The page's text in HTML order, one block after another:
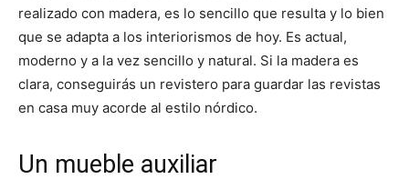
realizado con madera, es lo sencillo que resulta y lo bien
que se adapta a los interiorismos de hoy. Es actual,
moderno y a la vez sencillo y natural. Si la madera es
clara, conseguirás un revistero para guardar las revistas
en casa muy acorde al estilo nórdico.
Un mueble auxiliar